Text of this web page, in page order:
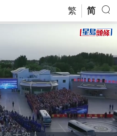
繁 简